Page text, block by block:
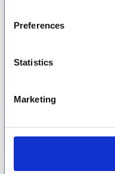
Preferences
Statistics
Marketing